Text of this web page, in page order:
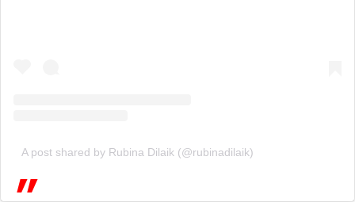
A post shared by Rubina Dilaik (@rubinadilaik)